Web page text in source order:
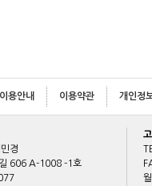
이용안내 이용약관 개인정
경
606 A-1008 -1호